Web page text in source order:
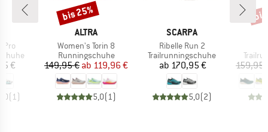
Pro
€
( 1)
MARKE
ALTRA
Artikel
Women's Torin 8
Produktgruppe
Runningschuhe
Preis
149,95 € reduzierter Preis
ab 119,96 €
5,0( 1)
Rabatt
bis 25%
MARKE
SCARPA
Artikel
Ribelle Run 2
Produktgruppe
Trailrunningschuhe
Preis
ab 170,95 €
5,0(2)
159,95